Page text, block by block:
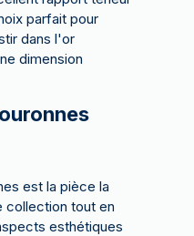
parfait pour
dans l'or
dimension
est la pièce la
collection tout en
esthétiques